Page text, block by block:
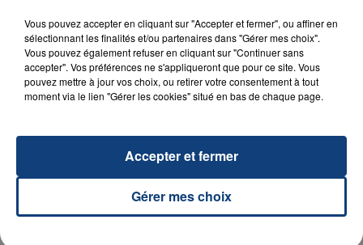
INCENDIE MORTEL À LENS : UNE FEMME ET
SON BÉBÉ ENTRE LA VIE ET LA...
Un homme s'est immolé par le feu après avoir
aspergé sa compagne et leur bébé de trois mois
20 juillet 2026
Vous pouvez accepter en cliquant sur "Accepter et fermer", ou affiner en
sélectionnant les finalités et/ou partenaires dans "Gérer mes choix".
Vous pouvez également refuser en cliquant sur "Continuer sans
accepter". Vos préférences ne s'appliqueront que pour ce site. Vous
pouvez mettre à jour vos choix, ou retirer votre consentement à tout
moment via le lien "Gérer les cookies" situé en bas de chaque page.
Gérer mes choix
Accepter et fermer